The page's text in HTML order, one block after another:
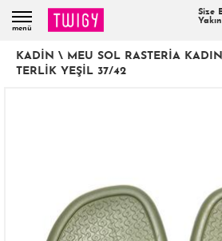
menü
Size
KADIN \ MEU SOL RASTERIA
TERLIK YEŞIL 37/42